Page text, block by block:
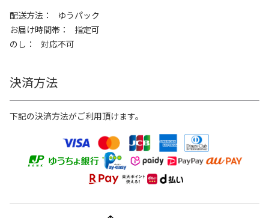
配送方法
ゆうパック
お届け時間帯
指定可
のし
対応不可
決済方法
下記の決済方法がご利用頂けます。